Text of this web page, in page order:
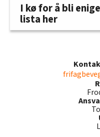
I kø for å bli
lista her